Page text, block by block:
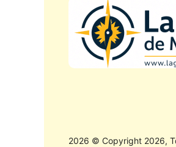
2026 © Copyright 2026,